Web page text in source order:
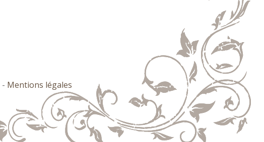
- Mentions légales